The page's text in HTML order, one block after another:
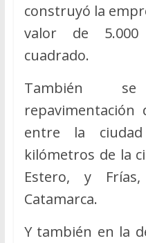
construyó la
valor de
cuadrado.
También
entre la
kilómetros de la
Estero, y
Catamarca.
Y también en la